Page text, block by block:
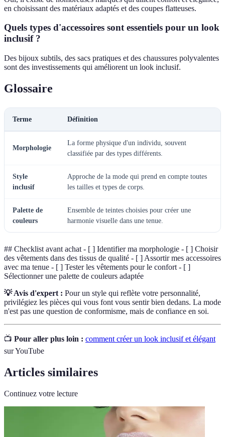
en choisissant des matériaux adaptés et des coupes flatteuses.
Quels types d'accessoires sont essentiels pour un look
inclusif ?
Des bijoux subtils, des sacs pratiques et des chaussures polyvalentes
sont des investissements qui améliorent un look inclusif.
Glossaire
Terme Définition
Morphologie
La forme physique d'un individu, souvent
classifiée par des types différents.
Style
inclusif
Approche de la mode qui prend en compte toutes
les tailles et types de corps.
Palette de
couleurs
Ensemble de teintes choisies pour créer une
harmonie visuelle dans une tenue.
## Checklist avant achat - [ ] Identifier ma morphologie - [ ] Choisir
des vêtements dans des tissus de qualité - [ ] Assortir mes accessoires
avec ma tenue - [ ] Tester les vêtements pour le confort - [ ]
Sélectionner une palette de couleurs adaptée
💡 Avis d'expert : Pour un style qui reflète votre personnalité,
privilégiez les pièces qui vous font vous sentir bien dedans. La mode
n'est pas une question de conformisme, mais de confiance en soi.
📺 Pour aller plus loin : comment créer un look inclusif et élégant
sur YouTube
Articles similaires
Continuez votre lecture